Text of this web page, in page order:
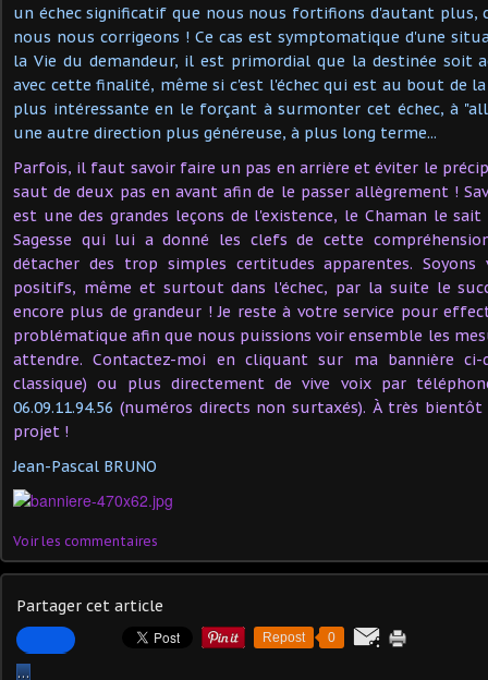
un échec significatif que nous nous fortifions d'autant plus,
nous nous corrigeons ! Ce cas est symptomatique d'une
la Vie du demandeur, il est primordial que la destinée soit
avec cette finalité, même si c'est l'échec qui est au bout de
plus intéressante en le forçant à surmonter cet échec, à
une autre direction plus généreuse, à plus long terme...
Parfois, il faut savoir faire un pas en arrière et éviter le
saut de deux pas en avant afin de le passer allègrement !
est une des grandes leçons de l'existence, le Chaman le
Sagesse qui lui a donné les clefs de cette
détacher des trop simples certitudes apparentes.
positifs, même et surtout dans l'échec, par la suite le
encore plus de grandeur ! Je reste à votre service pour
problématique afin que nous puissions voir ensemble les
attendre. Contactez-moi en cliquant sur ma bannière ci-
classique) ou plus directement de vive voix par
06.09.11.94.56 (numéros directs non surtaxés). À très
projet !
Jean-Pascal BRUNO
Voir les commentaires
Partager cet article
Repost 0
…